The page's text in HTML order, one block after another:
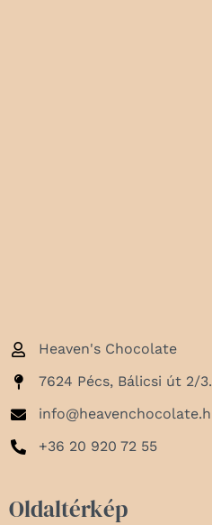
Heaven's Chocolate
7624 Pécs, Bálicsi út 2/3.
+36 20 920 72 55
Oldaltérkép